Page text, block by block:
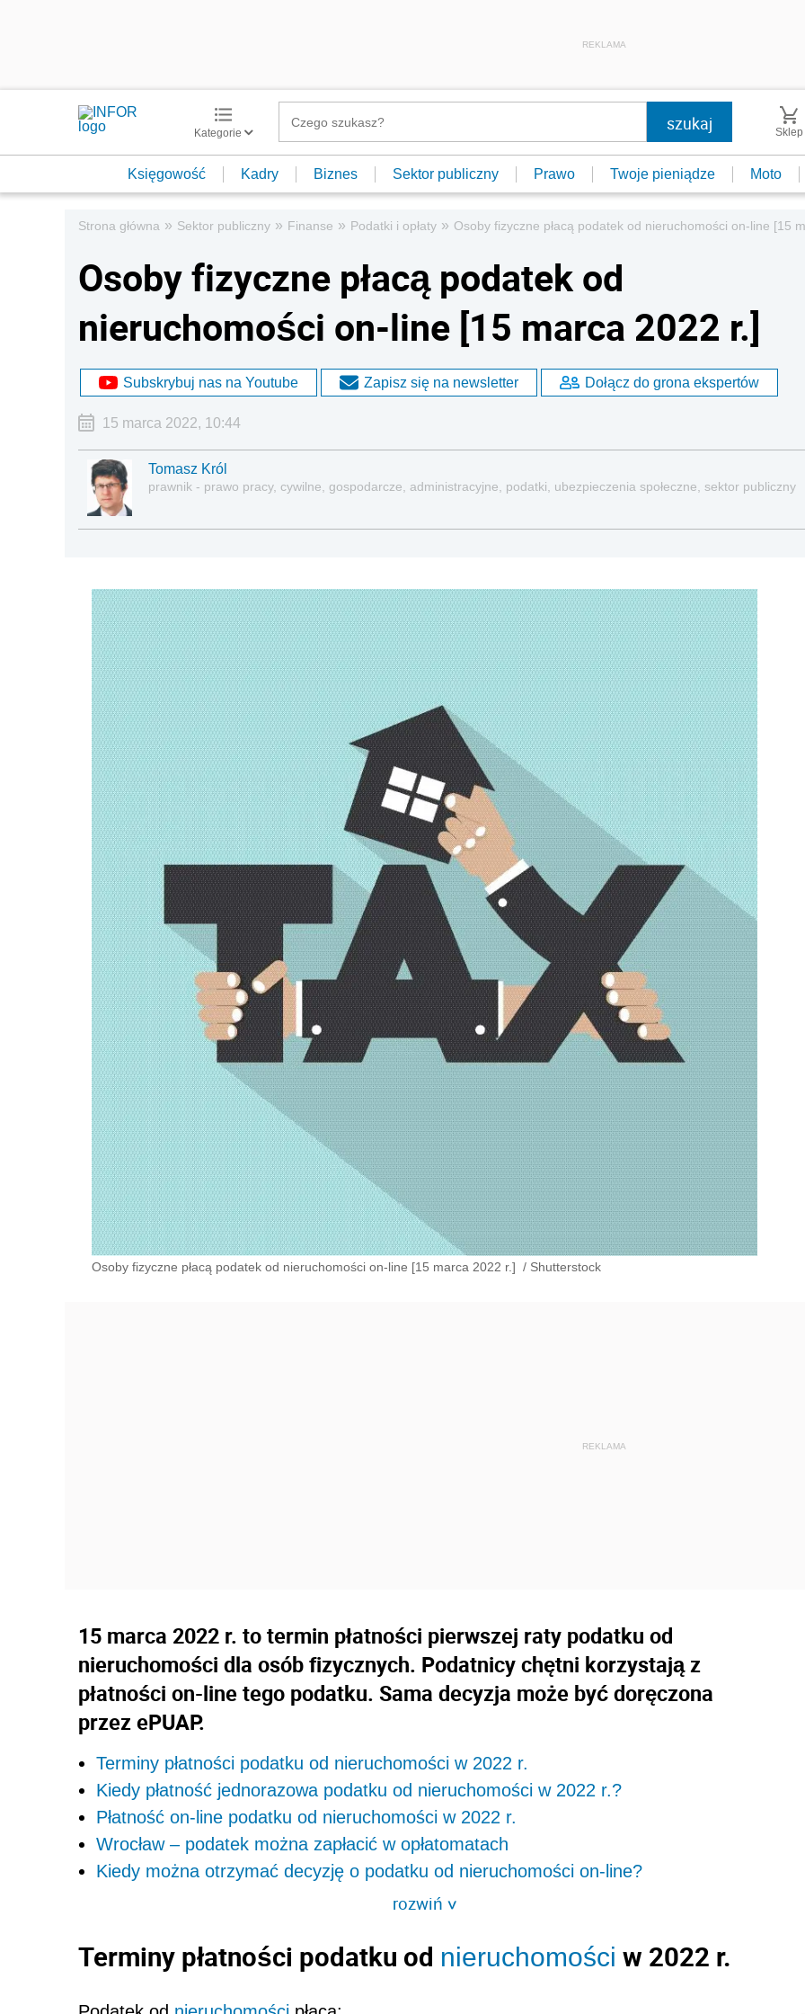
REKLAMA
Kategorie Sklep
Księgowość Kadry Biznes Sektor publiczny Prawo Twoje pieniądze Moto
Strona główna » Sektor publiczny » Finanse » Podatki i opłaty » Osoby fizyczne płacą podatek od nieruchomości on-line [15
Osoby fizyczne płacą podatek od
nieruchomości on-line [15 marca 2022 r.]
Subskrybuj nas na Youtube Zapisz się na newsletter Dołącz do grona ekspertów
15 marca 2022, 10:44
Tomasz Król
prawnik - prawo pracy, cywilne, gospodarcze, administracyjne, podatki, ubezpieczenia społeczne, sektor publiczny
Osoby fizyczne płacą podatek od nieruchomości on-line [15 marca 2022 r.] / Shutterstock
15 marca 2022 r. to termin płatności pierwszej raty podatku od
nieruchomości dla osób fizycznych. Podatnicy chętni korzystają z
płatności on-line tego podatku. Sama decyzja może być doręczona
przez ePUAP.
Terminy płatności podatku od nieruchomości w 2022 r.
Kiedy płatność jednorazowa podatku od nieruchomości w 2022 r.?
Płatność on-line podatku od nieruchomości w 2022 r.
Wrocław – podatek można zapłacić w opłatomatach
Kiedy można otrzymać decyzję o podatku od nieruchomości on-line?
rozwiń>
Terminy płatności podatku od nieruchomości w 2022 r.